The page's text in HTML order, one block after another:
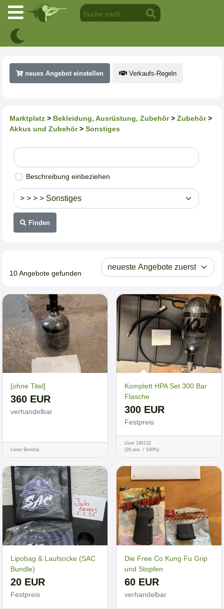
neues Angebot einstellen Verkaufs-Regeln
Marktplatz > Bekleidung, Ausrüstung, Zubehör> Zubehör>
Akkus und Zubehör> Sonstiges
Beschreibung einbeziehen
Finden
10 Angebote gefunden
[ohne Titel]
360 EUR
verhandelbar
Lenor Berisha
Komplett HPA Set 300 Bar
Flasche
300 EUR
Festpreis
User 186132
(29 pos. / 100%)
Lipobag & Laufsocke (SAC
Bundle)
20 EUR
Festpreis
Die Free Co Kung Fu Grip
und Stopfen
60 EUR
verhandelbar